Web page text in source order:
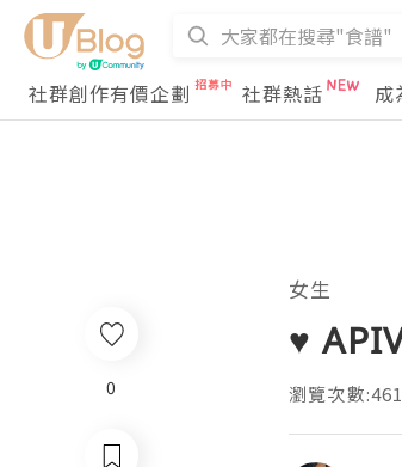
社群創作有價企劃 社群熱話
0
女生
♥
瀏覽次數:461